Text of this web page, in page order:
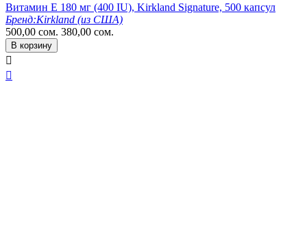
Витамин E 180 мг (400 IU), Kirkland Signature, 500 капсул
Бренд:Kirkland (из США)
500,00 сом. 380,00 сом.
В корзину

